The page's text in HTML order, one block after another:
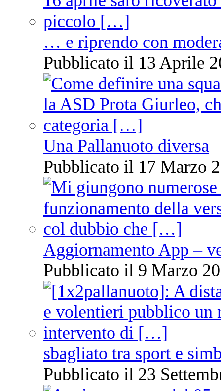
… e riprendo con
Pubblicato il 13 Aprile
Una Pallanuoto diversa
Pubblicato il 17 Marzo
Aggiornamento App –
Pubblicato il 9 Marzo
sbagliato tra sport e
Pubblicato il 23